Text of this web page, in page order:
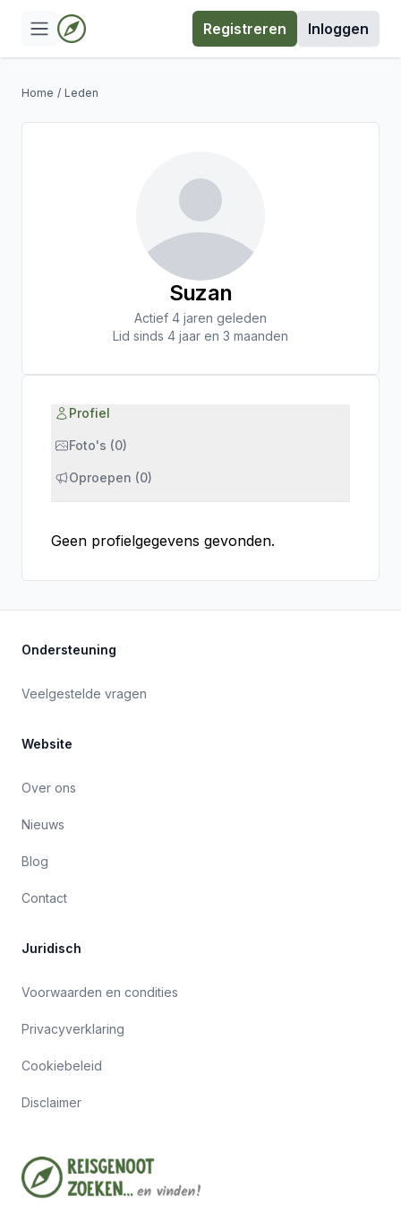
Registreren Inloggen
Home / Leden
Suzan
Actief 4 jaren geleden
Lid sinds 4 jaar en 3 maanden
Profiel
Foto's (0)
Oproepen (0)
Geen profielgegevens gevonden.
Ondersteuning
Veelgestelde vragen
Website
Over ons
Nieuws
Blog
Contact
Juridisch
Voorwaarden en condities
Privacyverklaring
Cookiebeleid
Disclaimer